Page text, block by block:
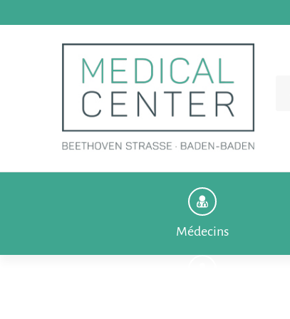
Médecins